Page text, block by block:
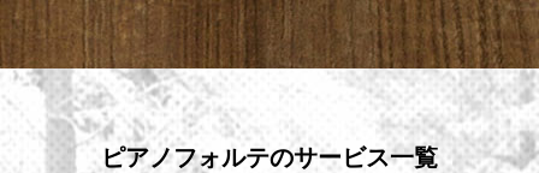
ピアノフォルテのサービス一覧